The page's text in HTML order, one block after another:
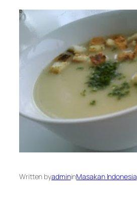
Written byadmininMasakan Indonesia